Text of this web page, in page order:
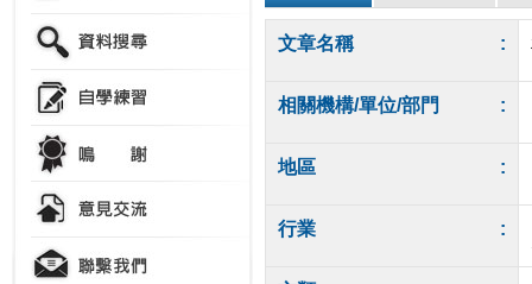
文章名稱 :
相關機構/單位/部門 :
地區 :
行業 :